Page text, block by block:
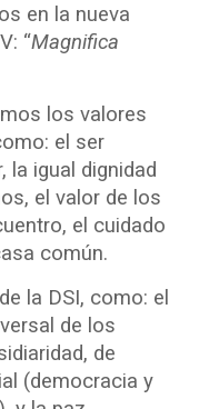
en la nueva
“Magnifica
los valores
el ser
la igual dignidad
el valor de los
el cuidado
común.
la DSI, como: el
de los
de
(democracia y